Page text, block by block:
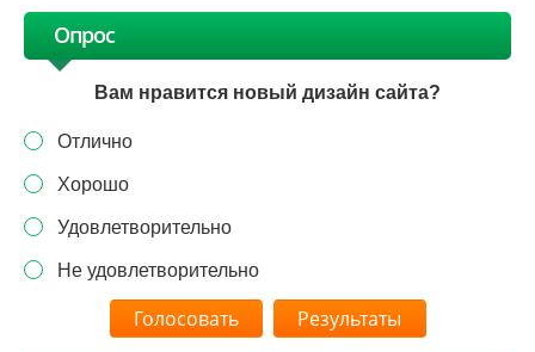
Опрос
Вам нравится новый дизайн сайта?
Отлично
Хорошо
Удовлетворительно
Не удовлетворительно
Результаты